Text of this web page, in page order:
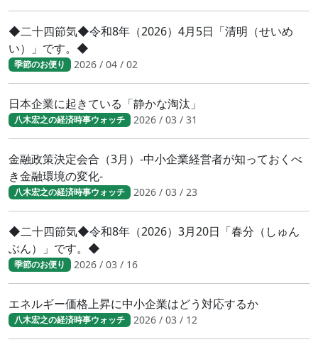
◆二十四節気◆令和8年（2026）4月5日「清明（せいめ
い）」です。◆
季節のお便り 2026 / 04 / 02
日本企業に起きている「静かな淘汰」
八木宏之の経済時事ウォッチ 2026 / 03 / 31
金融政策決定会合（3月）-中小企業経営者が知っておくべ
き金融環境の変化-
八木宏之の経済時事ウォッチ 2026 / 03 / 23
◆二十四節気◆令和8年（2026）3月20日「春分（しゅん
ぶん）」です。◆
季節のお便り 2026 / 03 / 16
エネルギー価格上昇に中小企業はどう対応するか
八木宏之の経済時事ウォッチ 2026 / 03 / 12